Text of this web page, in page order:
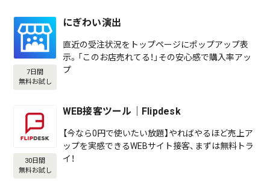
7日間
無料お試し
にぎわい演出
直近の受注状況をトップページにポップアップ表
示。「このお店売れてる！」その安心感で購入率アッ
プ
30日間
無料お試し
WEB接客ツール｜Flipdesk
【今なら0円で使いたい放題】やればやるほど売上ア
ップを実感できるWEBサイト接客、まずは無料トラ
イ！